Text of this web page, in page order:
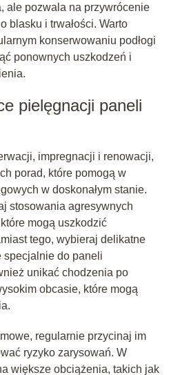
ale pozwala na przywrócenie
blasku i trwałości. Warto
konserwowaniu podłogi
ponownych uszkodzeń i
pielęgnacji paneli
impregnacji i renowacji,
porad, które pomogą w
w doskonałym stanie.
stosowania agresywnych
mogą uszkodzić
tego, wybieraj delikatne
specjalnie do paneli
unikać chodzenia po
obcasie, które mogą
regularnie przycinaj im
ryzyko zarysowań. W
większe obciążenia, takich jak